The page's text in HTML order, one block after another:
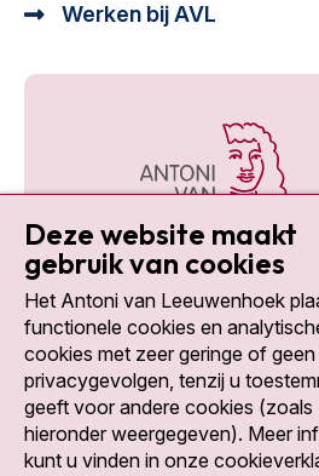
Werken bij AVL
Social media
Deze website maakt
gebruik van cookies
Het Antoni van Leeuwenhoek
functionele cookies en
cookies met zeer geringe of geen
privacygevolgen, tenzij u
geeft voor andere cookies (zoals
hieronder weergegeven). Meer
kunt u vinden in onze